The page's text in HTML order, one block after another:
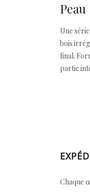
Peau
Une
bois
final.
partie
Chaque